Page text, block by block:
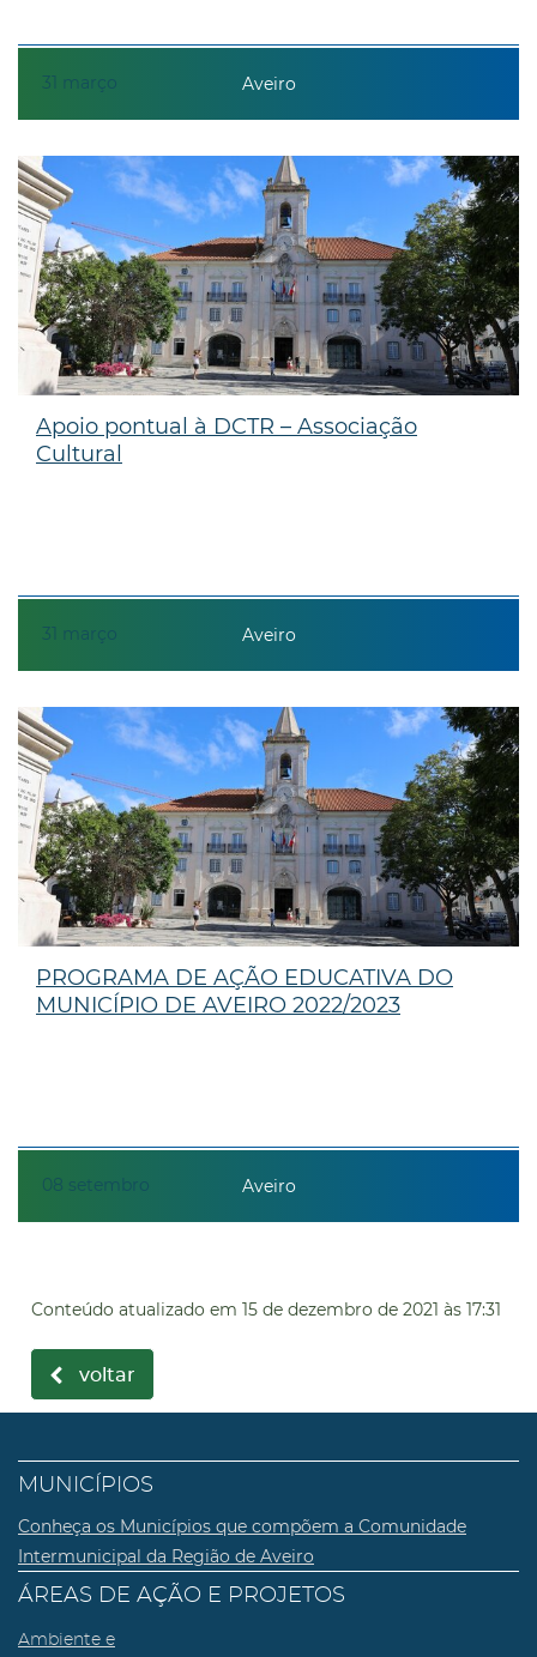
31 março Aveiro
31 março
Apoio pontual à DCTR – Associação
Cultural
Aveiro
08 setembro
PROGRAMA DE AÇÃO EDUCATIVA DO
MUNICÍPIO DE AVEIRO 2022/2023
Aveiro
Conteúdo atualizado em 15 de dezembro de 2021 às 17:31
voltar
MUNICÍPIOS
Conheça os Municípios que compõem a Comunidade
Intermunicipal da Região de Aveiro
ÁREAS DE AÇÃO E PROJETOS
Ambiente e